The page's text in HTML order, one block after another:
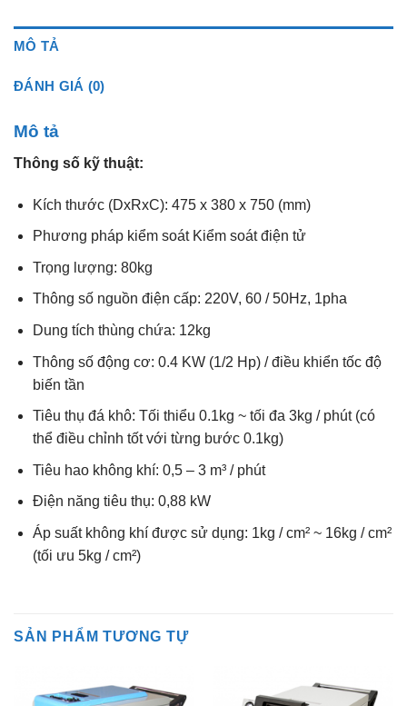
MÔ TẢ
ĐÁNH GIÁ (0)
Mô tả
Thông số kỹ thuật:
Kích thước (DxRxC): 475 x 380 x 750 (mm)
Phương pháp kiểm soát Kiểm soát điện tử
Trọng lượng: 80kg
Thông số nguồn điện cấp: 220V, 60 / 50Hz, 1pha
Dung tích thùng chứa: 12kg
Thông số động cơ: 0.4 KW (1/2 Hp) / điều khiển tốc độ
biến tần
Tiêu thụ đá khô: Tối thiểu 0.1kg ~ tối đa 3kg / phút (có
thể điều chỉnh tốt với từng bước 0.1kg)
Tiêu hao không khí: 0,5 – 3 m³ / phút
Điện năng tiêu thụ: 0,88 kW
Áp suất không khí được sử dụng: 1kg / cm² ~ 16kg / cm²
(tối ưu 5kg / cm²)
SẢN PHẨM TƯƠNG TỰ